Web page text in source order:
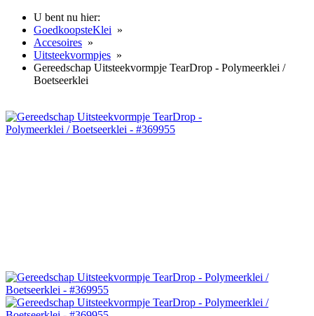
U bent nu hier:
GoedkoopsteKlei »
Accesoires »
Uitsteekvormpjes »
Gereedschap Uitsteekvormpje TearDrop - Polymeerklei /
Boetseerklei